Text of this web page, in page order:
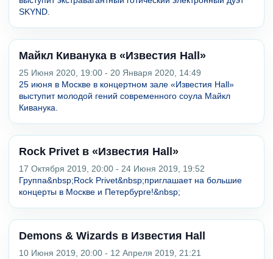
SKYND.
Майкл Киванука в «Известия Hall»
25 Июня 2020, 19:00 - 20 Января 2020, 14:49
25 июня в Москве в концертном зале «Известия Hall»
выступит молодой гений современного соула Майкл
Киванука.
Rock Privet в «Известия Hall»
17 Октября 2019, 20:00 - 24 Июня 2019, 19:52
Группа&nbsp;Rock Privet&nbsp;приглашает на большие
концерты в Москве и Петербурге!&nbsp;
Demons & Wizards в Известия Hall
10 Июня 2019, 20:00 - 12 Апреля 2019, 21:21